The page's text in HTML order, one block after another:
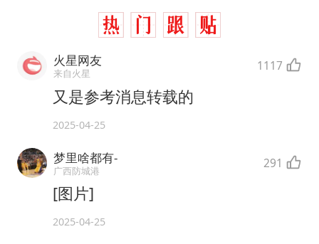
火星网友
来自火星 1117
又是参考消息转载的
2025-04-25
梦里啥都有-
广西防城港 291
[图片]
2025-04-25